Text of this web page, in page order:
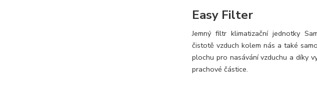
Easy Filter
Jemný filtr klimatizační jednotky
čistotě vzduch kolem nás a také
plochu pro nasávání vzduchu a díky
prachové částice.